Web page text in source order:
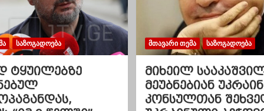
ᲡᲐᲖᲝᲒᲐᲓᲝᲔᲑᲐ
ტყუილებზე
ᲛᲗᲐᲕᲐᲠᲘ ᲗᲔᲛᲐ ᲡᲐᲖᲝᲒᲐᲓᲝᲔᲑᲐ
მიხეილ
მეუბნებიან
კონსულთან